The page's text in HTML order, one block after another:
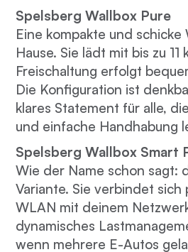
Spelsberg Wallbox Pure
Eine kompakte und schicke
Hause. Sie lädt mit bis zu 11
Freischaltung erfolgt
Die Konfiguration ist
klares Statement für alle,
und einfache Handhabung
Spelsberg Wallbox Smart
Wie der Name schon sagt:
Variante. Sie verbindet sich
WLAN mit deinem
dynamisches
wenn mehrere E-Autos